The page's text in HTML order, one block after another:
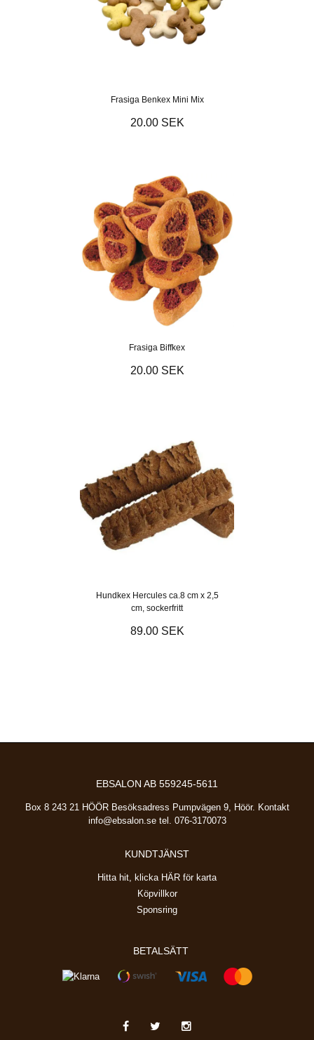
Frasiga Benkex Mini Mix
20.00 SEK
Frasiga Biffkex
20.00 SEK
Hundkex Hercules ca.8 cm x 2,5
cm, sockerfritt
89.00 SEK
EBSALON AB 559245-5611
Box 8 243 21 HÖÖR Besöksadress Pumpvägen 9, Höör. Kontakt
info@ebsalon.setel. 076-3170073
KUNDTJÄNST
Hitta hit, klicka HÄR för karta
Köpvillkor
Sponsring
BETALSÄTT